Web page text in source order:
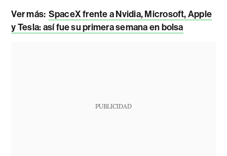
Ver más: SpaceX frente a Nvidia, Microsoft, Apple
y Tesla: así fue su primera semana en bolsa
PUBLICIDAD